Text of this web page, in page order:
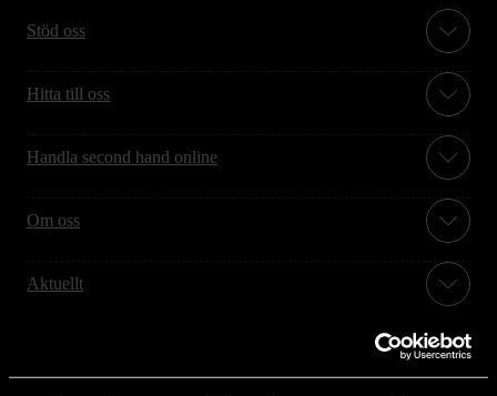
Stöd oss
Hitta till oss
Handla second hand online
Om oss
Aktuellt
Stockholms Stadsmission